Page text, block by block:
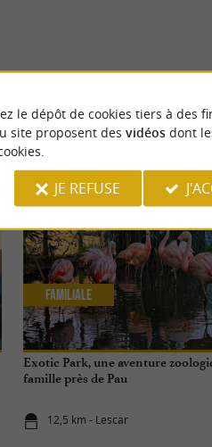
POUR
Exotic Park, une aventure
famille près de Pau
12,5 km - Lescar
Familiale
le dépôt de cookies tiers à des
site proposent des vidéosdont
JE REFUSE